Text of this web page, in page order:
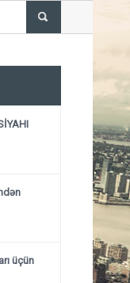
"Bakı Rusiya-Ukrayna
üçün